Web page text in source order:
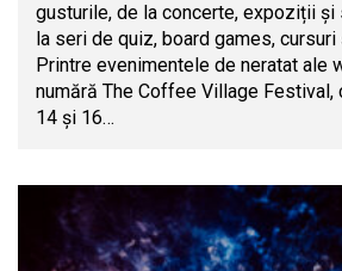
gusturile, de la concerte, expoziții și
la seri de quiz, board games,
Printre evenimentele de neratat ale
numără The Coffee Village Festival,
14 și 16…